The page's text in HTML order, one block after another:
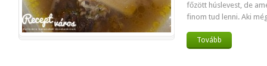
főzött húslevest, de
finom tud lenni. Aki
Tovább